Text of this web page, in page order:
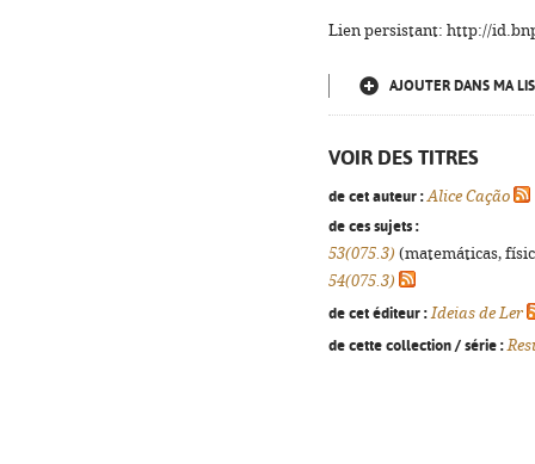
Lien persistant: http://
AJOUTER DANS MA
VOIR DES TITRES
de cet auteur : Alice Cação
de ces sujets :
53(075.3) (matemáticas,
54(075.3)
de cet éditeur : Ideias de Ler
de cette collection / série :